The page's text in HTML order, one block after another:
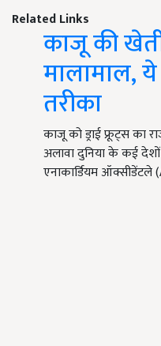
Related Links
काजू की
मालामाल,
तरीका
काजू को ड्राई फ्रूट्स का
अलावा दुनिया के कई देशों
एनाकार्डियम